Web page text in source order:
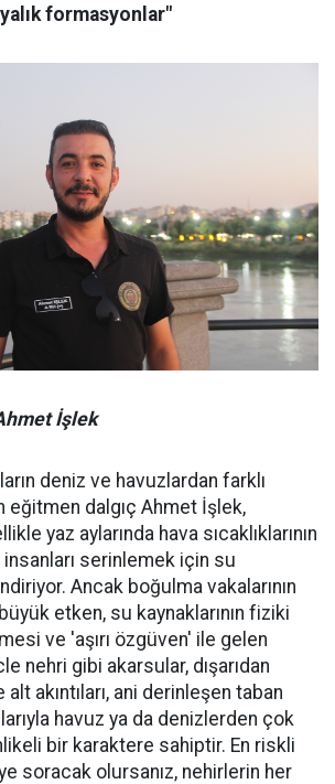
formasyonlar"
İşlek
deniz ve havuzlardan farklı
eğitmen dalgıç Ahmet İşlek,
yaz aylarında hava sıcaklıklarının
insanları serinlemek için su
Ancak boğulma vakalarının
etken, su kaynaklarının fiziki
ve 'aşırı özgüven' ile gelen
nehri gibi akarsular, dışarıdan
akıntıları, ani derinleşen taban
havuz ya da denizlerden çok
bir karaktere sahiptir. En riskli
soracak olursanız, nehirlerin her